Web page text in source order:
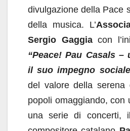
divulgazione della Pace
della musica. L’
Sergio Gaggiacon
“Peace! Pau Casals
il suo impegno
del valore della serena
popoli omaggiando, con
una serie di concerti,